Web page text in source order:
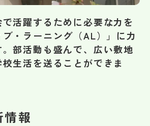
活躍するために必要な力を
・ラーニング（AL）」に力
部活動も盛んで、広い敷地
生活を送ることができま
情報